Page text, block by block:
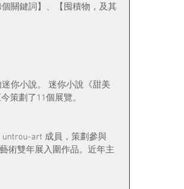
關鍵詞】、【囤積物，及其
你小說。 迷你小說《甜美
策劃了11個展覽。
art 成員，策劃參與
術雙年展入圍作品。近年主